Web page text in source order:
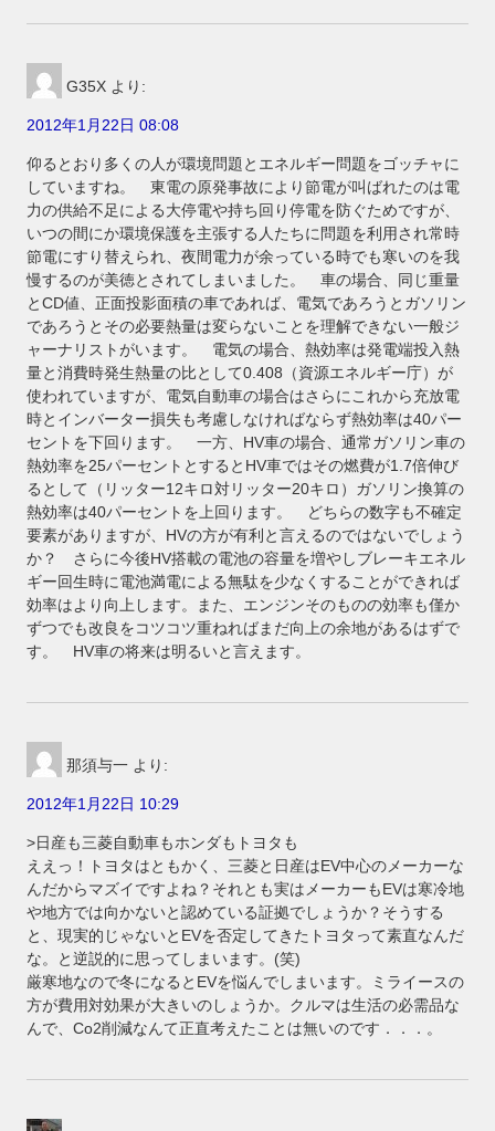
G35X より:
2012年1月22日 08:08
仰るとおり多くの人が環境問題とエネルギー問題をゴッチャに
していますね。 東電の原発事故により節電が叫ばれたのは電
力の供給不足による大停電や持ち回り停電を防ぐためですが、
いつの間にか環境保護を主張する人たちに問題を利用され常時
節電にすり替えられ、夜間電力が余っている時でも寒いのを我
慢するのが美徳とされてしまいました。 車の場合、同じ重量
とCD値、正面投影面積の車であれば、電気であろうとガソリン
であろうとその必要熱量は変らないことを理解できない一般ジ
ャーナリストがいます。 電気の場合、熱効率は発電端投入熱
量と消費時発生熱量の比として0.408（資源エネルギー庁）が
使われていますが、電気自動車の場合はさらにこれから充放電
時とインバーター損失も考慮しなければならず熱効率は40パー
セントを下回ります。 一方、HV車の場合、通常ガソリン車の
熱効率を25パーセントとするとHV車ではその燃費が1.7倍伸び
るとして（リッター12キロ対リッター20キロ）ガソリン換算の
熱効率は40パーセントを上回ります。 どちらの数字も不確定
要素がありますが、HVの方が有利と言えるのではないでしょう
か？ さらに今後HV搭載の電池の容量を増やしブレーキエネル
ギー回生時に電池満電による無駄を少なくすることができれば
効率はより向上します。また、エンジンそのものの効率も僅か
ずつでも改良をコツコツ重ねればまだ向上の余地があるはずで
す。 HV車の将来は明るいと言えます。
那須与一 より:
2012年1月22日 10:29
>日産も三菱自動車もホンダもトヨタも
ええっ！トヨタはともかく、三菱と日産はEV中心のメーカーな
んだからマズイですよね？それとも実はメーカーもEVは寒冷地
や地方では向かないと認めている証拠でしょうか？そうする
と、現実的じゃないとEVを否定してきたトヨタって素直なんだ
な。と逆説的に思ってしまいます。(笑)
厳寒地なので冬になるとEVを悩んでしまいます。ミライースの
方が費用対効果が大きいのしょうか。クルマは生活の必需品な
んで、Co2削減なんて正直考えたことは無いのです．．．。